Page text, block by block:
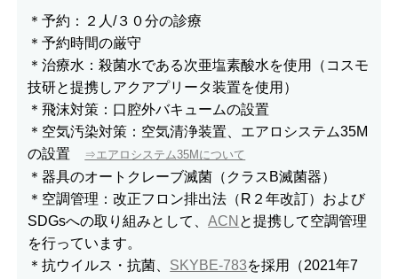
＊予約：２人/３０分の診療
＊予約時間の厳守
＊治療水：殺菌水である次亜塩素酸水を使用（コスモ
技研と提携しアクアプリータ装置を使用）
＊飛沫対策：口腔外バキュームの設置
＊空気汚染対策：空気清浄装置、エアロシステム35M
の設置
⇒エアロシステム35Mについて
＊器具のオートクレーブ滅菌（クラスB滅菌器）
＊空調管理：改正フロン排出法（R２年改訂）および
SDGsへの取り組みとして、ACN と提携して空調管理
を行っています。
＊抗ウイルス・抗菌、 SKYBE-783を採用（2021年7